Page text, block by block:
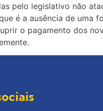
pelo legislativo não
é a ausência de uma
o pagamento dos